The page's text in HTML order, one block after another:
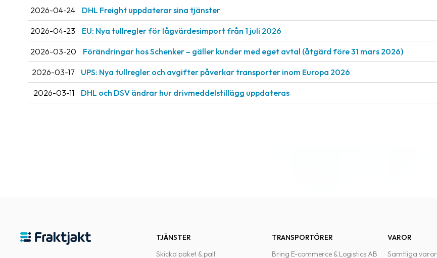
2026-04-24 DHL Freight uppdaterar sina tjänster
2026-04-23 EU: Nya tullregler för låg­värdesimport från 1 juli 2026
2026-03-20 Förändringar hos Schenker – gäller kunder med eget avtal (åtgärd före 31 mars 2026)
2026-03-17 UPS: Nya tullregler och avgifter påverkar transporter inom Europa 2026
2026-03-11 DHL och DSV ändrar hur drivmeddelstillägg uppdateras
TJÄNSTER
Skicka paket & pall
TRANSPORTÖRER
Bring E-commerce & Logistics AB
VAROR
Samtliga varor